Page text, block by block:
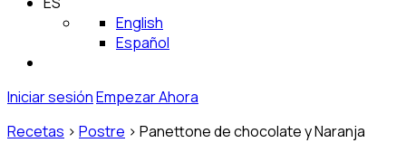
English
Español
Iniciar sesiónEmpezar Ahora
Recetas > Postre > Panettone de chocolate y Naranja